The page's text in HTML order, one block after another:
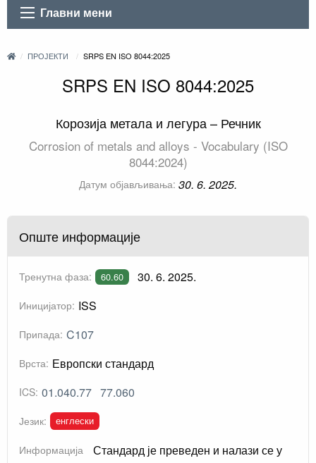
Главни мени
ПРОЈЕКТИ SRPS EN ISO 8044:2025
SRPS EN ISO 8044:2025
Корозија метала и легура – Речник
Corrosion of metals and alloys - Vocabulary (ISO
8044:2024)
Датум објављивања: 30. 6. 2025.
Опште информације
Тренутна фаза: 60.60 30. 6. 2025.
Иницијатор: ISS
Припада: C107
Врста: Европски стандард
ICS: 01.040.77 77.060
Језик: енглески
Информација
Стандард је преведен и налази се у